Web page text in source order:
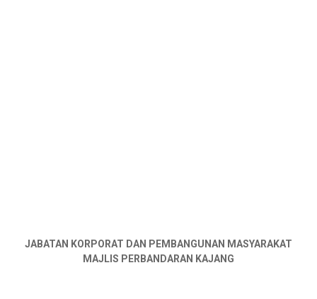
JABATAN KORPORAT DAN PEMBANGUNAN MASYARAKAT
MAJLIS PERBANDARAN KAJANG